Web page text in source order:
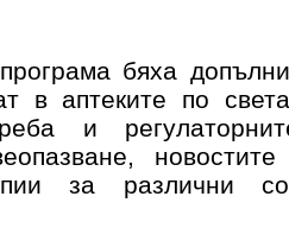
бяха
в аптеките по
и
за различни